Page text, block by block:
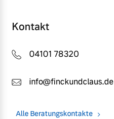
Kontakt
04101 78320
info@finckundclaus.de
Alle Beratungskontakte